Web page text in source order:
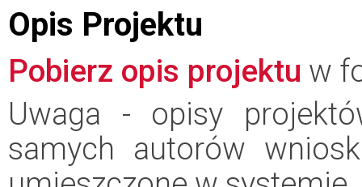
Opis Projektu
Pobierz opis projektu w
Uwaga - opisy
samych autorów